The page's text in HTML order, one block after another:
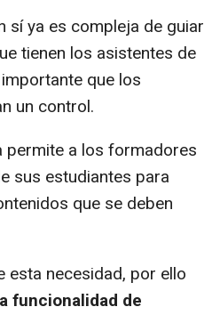
sí ya es compleja de guiar
tienen los asistentes de
que los
un control.
permite a los formadores
sus estudiantes para
que se deben
esta necesidad, por ello
funcionalidad de